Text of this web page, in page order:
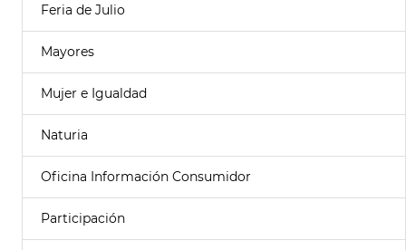
Feria de Julio
Mayores
Mujer e Igualdad
Naturia
Oficina Información Consumidor
Participación